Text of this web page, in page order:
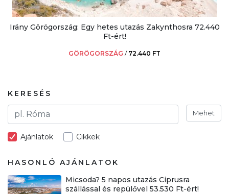
Irány Görögország: Egy hetes utazás Zakynthosra 72.440
Ft-ért!
GÖRÖGORSZÁG / 72.440 FT
KERESÉS
Mehet
Ajánlatok Cikkek
HASONLÓ AJÁNLATOK
Micsoda? 5 napos utazás Ciprusra
szállással és repülővel 53.530 Ft-ért!